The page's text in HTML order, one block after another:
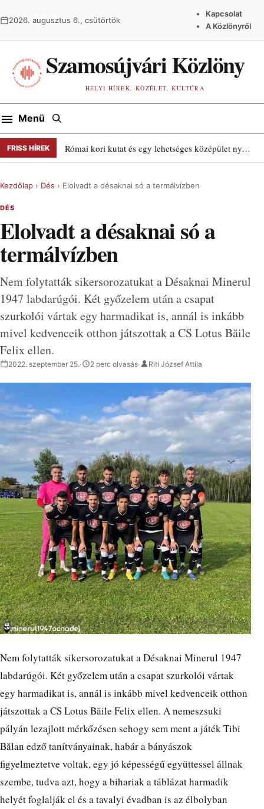
2026. augusztus 6., csütörtök
Kapcsolat
A Közlönyről
Szamosújvári Közlöny
HELYI HÍREK, KÖZÉLET, KULTÚRA
Menü Keresés
FRISS HÍREK Római kori kutat és egy lehetséges középület nyomait találták Szamosújváron
Kezdőlap › Dés › Elolvadt a désaknai só a termálvízben
DÉS
Elolvadt a désaknai só a
termálvízben
Nem folytatták sikersorozatukat a Désaknai Minerul
1947 labdarúgói. Két győzelem után a csapat
szurkolói vártak egy harmadikat is, annál is inkább
mivel kedvenceik otthon játszottak a CS Lotus Băile
Felix ellen.
2022. szeptember 25.· 2 perc olvasás· Riti József Attila
Nem folytatták sikersorozatukat a Désaknai Minerul 1947
labdarúgói. Két győzelem után a csapat szurkolói vártak
egy harmadikat is, annál is inkább mivel kedvenceik otthon
játszottak a CS Lotus Băile Felix ellen. A nemeszsuki
pályán lezajlott mérkőzésen sehogy sem ment a játék Tibi
Bălan edző tanítványainak, habár a bányászok
figyelmeztetve voltak, egy jó képességű együttessel állnak
szembe, tudva azt, hogy a bihariak a táblázat harmadik
helyét foglalják el és a tavalyi évadban is az élbolyban